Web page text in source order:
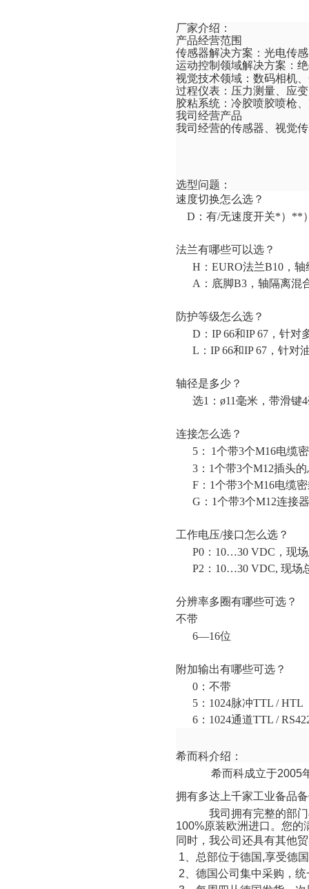
厂家介绍：
产品经营范围
传感器解决方案：光电传
运动控制领域解决方案：
视觉技术领域：数码相机、
过程仪表：压力测量、应
胶粘系统：冷胶喷胶喷枪
我司经营产品
我司经营的传感器、视觉
选型问题：
速度切换怎么选？
D ：有/无速度开关*） **
法兰有哪些可以选？
H ： EURO法兰B10 ，
A ：底脚B3 ，轴隔离混
防护等级怎么选？
D ： IP 66和IP 67 ，针对
L ： IP 66和IP 67 ，针对
轴径是多少？
选1 ： ø11毫米，带滑键4
连接怎么选？
5 ： 1个带3个M16电缆
3 ： 1个带3个M12插头
F ： 1个带3个M16电缆
G ： 1个带3个M12连接
工作电压/接口怎么选？
P0 ： 10…30 VDC ，现
P2 ： 10…30 VDC, 现场
分辨率多圈有哪些可选？
不带
6—16位
附加输出有哪些可选？
0 ：不带
5 ： 1024脉冲TTL / HTL
6 ： 1024通道TTL /
希而科介绍：
希而科成立于2005
拥有多达上千家工业备品
我司拥有完整的部
100%原装欧洲进口 。您的
同时，我公司还具有其他
1 、总部位于德国 ,享受德
2 、德国公司集中采购，